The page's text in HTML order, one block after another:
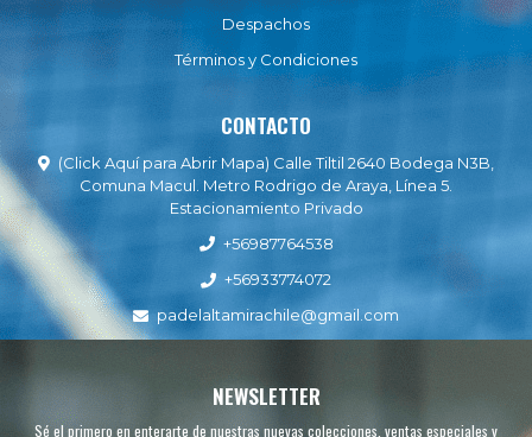
Despachos
Términos y Condiciones
CONTACTO
(Click Aquí para Abrir Mapa) Calle Tiltil 2640 Bodega N3B,
Comuna Macul. Metro Rodrigo de Araya, Línea 5.
Estacionamiento Privado
+56987764538
+56933774072
padelaltamirachile@gmail.com
NEWSLETTER
Sé el primero en enterarte de nuestras nuevas colecciones, ventas especiales y